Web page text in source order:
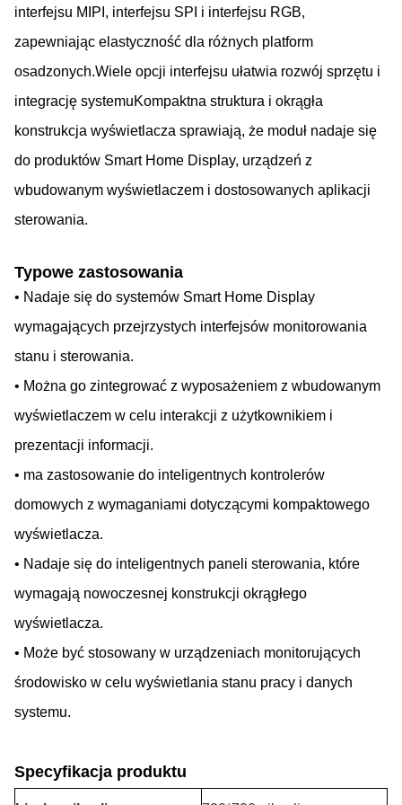
interfejsu MIPI, interfejsu SPI i interfejsu RGB,
zapewniając elastyczność dla różnych platform
osadzonych.Wiele opcji interfejsu ułatwia rozwój sprzętu i
integrację systemuKompaktna struktura i okrągła
konstrukcja wyświetlacza sprawiają, że moduł nadaje się
do produktów Smart Home Display, urządzeń z
wbudowanym wyświetlaczem i dostosowanych aplikacji
sterowania.
Typowe zastosowania
• Nadaje się do systemów Smart Home Display
wymagających przejrzystych interfejsów monitorowania
stanu i sterowania.
• Można go zintegrować z wyposażeniem z wbudowanym
wyświetlaczem w celu interakcji z użytkownikiem i
prezentacji informacji.
• ma zastosowanie do inteligentnych kontrolerów
domowych z wymaganiami dotyczącymi kompaktowego
wyświetlacza.
• Nadaje się do inteligentnych paneli sterowania, które
wymagają nowoczesnej konstrukcji okrągłego
wyświetlacza.
• Może być stosowany w urządzeniach monitorujących
środowisko w celu wyświetlania stanu pracy i danych
systemu.
Specyfikacja produktu